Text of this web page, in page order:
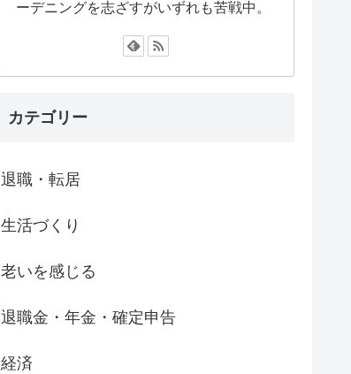
ーデニングを志ざすがいずれも苦戦中。
カテゴリー
退職・転居
生活づくり
老いを感じる
退職金・年金・確定申告
経済